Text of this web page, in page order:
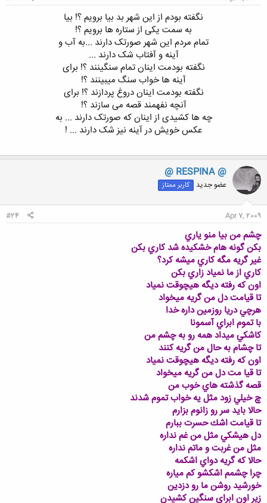
نگفته بودم از این شهر بد بیا برویم ؟! بیا
به سمت یکی از ستاره ها برویم ؟!
تمام مردم این شهر صورتک دارند ...به آب و
آینه و آفتاب شک دارند ...
نگفته بودمت اینان تمام سنگینند ؟! برای
آینه ها خواب سنگ میبینند ؟!
نگفته بودمت اینان دروغ پردازند ؟! برای
آنچه نفهمند قصه می سازند ؟!
چه ها کشیدی از اینان که صورتک دارند ... به
عکس خویش در آینه نیز شک دارند ... !
@ RESPINA @
عضو جدید کاربر ممتاز
Apr 7, 2009
#24
چشم من بيا منو ياري
بكن گونه هام خشكيده شد كاري بكن
غير گريه مگه كاري ميشه كرد؟
كاري از ما نمياد زاري بكن
اون كه رفته ديگه هيچوقت نمياد
تا قيامت دل من گريه ميخواد
هرچي دريا روزمين داره خدا
با تموم ابراي آسمونا
كاشكي ميداد همه رو به چشم من
تا چشام به حال من گريه كنند
اون كه رفته ديگه هيچوقت نمياد
تا قيا مت دل من گريه ميخواد
قصه گذشته هاي خوب من
چ خيلي زود مثل يه خواب تموم شدند
حالا بايد سر رو زانوم بزارم
تا قيامت اشك حسرت ببارم
دل هيشكي مثل من غم نداره
مثل من غربت و ماتم نداره
حالا كه گريه دواي اشكمه
چرا چشمم اشكشو كم مياره
خورشيد روشن ما رو دزدين
زير اون ابراي سنگين كشيدن